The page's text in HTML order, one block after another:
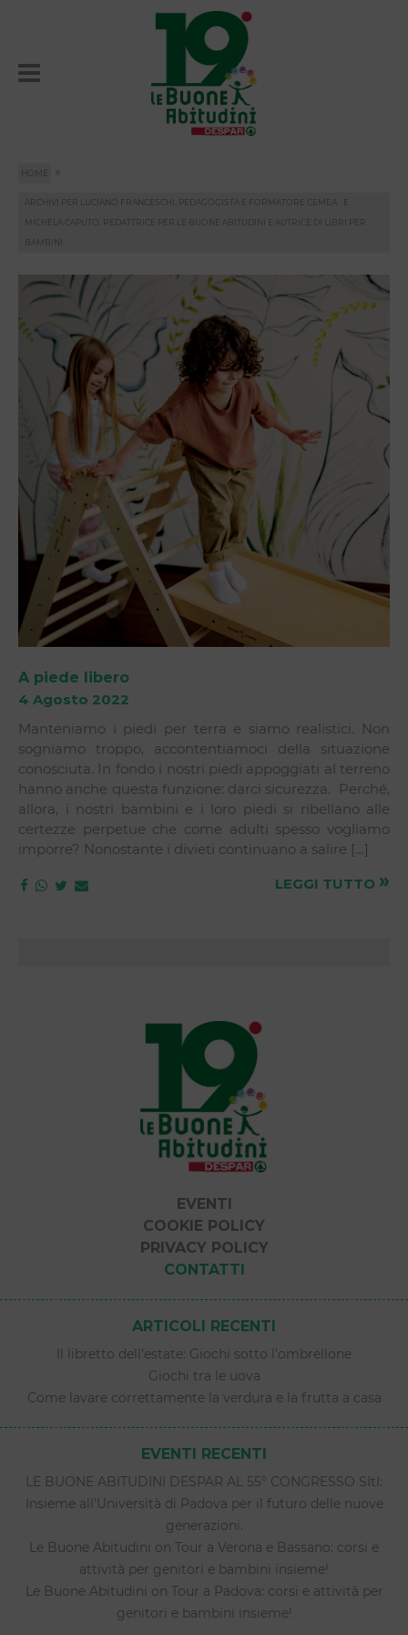
HOME »
ARCHIVI PER LUCIANO FRANCESCHI, PEDAGOGISTA E FORMATORE CEMEA E
MICHELA CAPUTO, REDATTRICE PER LE BUONE ABITUDINI E AUTRICE DI LIBRI PER
BAMBINI
A piede libero
4 Agosto 2022
Manteniamo i piedi per terra e siamo realistici. Non
sogniamo troppo, accontentiamoci della situazione
conosciuta. In fondo i nostri piedi appoggiati al terreno
hanno anche questa funzione: darci sicurezza. Perché,
allora, i nostri bambini e i loro piedi si ribellano alle
certezze perpetue che come adulti spesso vogliamo
imporre? Nonostante i divieti continuano a salire […]
LEGGI TUTTO »
EVENTI
COOKIE POLICY
PRIVACY POLICY
CONTATTI
ARTICOLI RECENTI
Il libretto dell’estate: Giochi sotto l’ombrellone
Giochi tra le uova
Come lavare correttamente la verdura e la frutta a casa
EVENTI RECENTI
LE BUONE ABITUDINI DESPAR AL 55° CONGRESSO SItI:
Insieme all’Università di Padova per il futuro delle nuove
generazioni.
Le Buone Abitudini on Tour a Verona e Bassano: corsi e
attività per genitori e bambini insieme!
Le Buone Abitudini on Tour a Padova: corsi e attività per
genitori e bambini insieme!